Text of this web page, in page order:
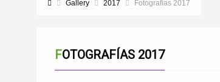
Gallery 2017 Fotografías 2017
FOTOGRAFÍAS 2017